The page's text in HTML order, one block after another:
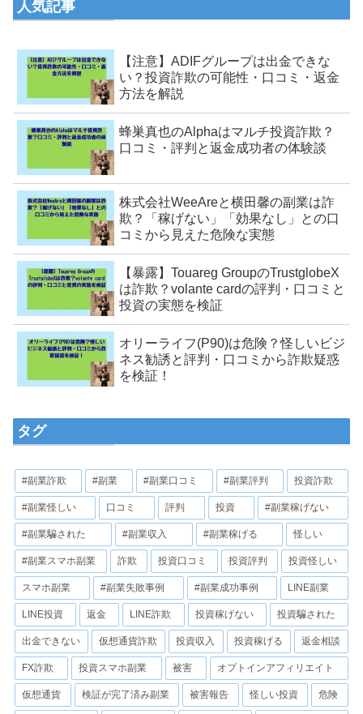
人気記事
【注意】ADIFグループは出金できな
い？投資詐欺の可能性・口コミ・返金
方法を解説
蜂巣真也のAlphaはマルチ投資詐欺？
口コミ・評判と返金成功者の体験談
株式会社WeeAreと横田馨の副業は詐
欺？「稼げない」「効果なし」との口
コミから見えた危険な実態
【暴露】Touareg GroupのTrustglobeX
は詐欺？volante cardの評判・口コミと
投資の実態を検証
オリーライフ(P90)は危険？怪しいビジ
ネス勧誘と評判・口コミから詐欺疑惑
を検証！
タグ
#副業詐欺 #副業 #副業口コミ #副業評判 投資詐欺
#副業怪しい 口コミ 評判 投資 #副業稼げない
#副業騙された #副業収入 #副業稼げる 怪しい
#副業スマホ副業 詐欺 投資口コミ 投資評判 投資怪しい
スマホ副業 #副業失敗事例 #副業成功事例 LINE副業
LINE投資 返金 LINE詐欺 投資稼げない 投資騙された
出金できない 仮想通貨詐欺 投資収入 投資稼げる 返金相談
FX詐欺 投資スマホ副業 被害 オプトインアフィリエイト
仮想通貨 検証が完了済み副業 被害報告 怪しい投資 危険